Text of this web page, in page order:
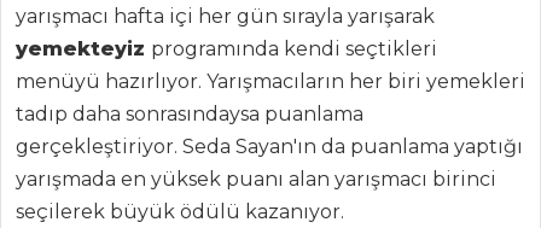
Köfte
KEMİK ÜSTÜ
SEBZELİ DÜLGER
Et Yemekleri Tüm
Tarifleri
yarışmacı hafta içi her gün sırayla yarışarak
yemekteyiz programında kendi seçtikleri
menüyü hazırlıyor. Yarışmacıların her biri yemekleri
tadıp daha sonrasındaysa puanlama
gerçekleştiriyor. Seda Sayan'ın da puanlama yaptığı
yarışmada en yüksek puanı alan yarışmacı birinci
seçilerek büyük ödülü kazanıyor.